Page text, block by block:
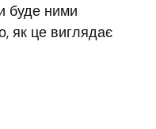
буде ними
як це виглядає